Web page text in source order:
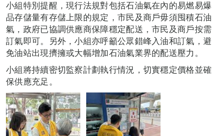
小組特別提醒，現行法規對包括石油氣在內的易燃易爆
品存儲量有存儲上限的規定，市民及商戶毋須囤積石油
氣，政府已協調供應商保障穩定配送，市民及商戶按需
訂氣即可。另外，小組亦呼籲公眾錯峰入油和訂氣，避
免油站出現擠擁或大幅增加石油氣業界的配送壓力。
小組將持續密切監察計劃執行情況，切實穩定價格並確
保供應充足。